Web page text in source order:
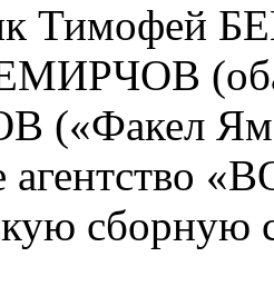
Тимофей
агентство
сборную